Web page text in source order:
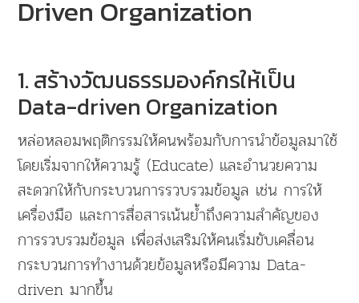
Driven Organization
1. สร้างวัฒนธรรมองค์กรให้เป็น
Data-driven Organization
หล่อหลอมพฤติกรรมให้คนพร้อมกับการนำข้อมูลมาใช้
โดยเริ่มจากให้ความรู้ (Educate) และอำนวยความ
สะดวกให้กับกระบวนการรวบรวมข้อมูล เช่น การให้
เครื่องมือ และการสื่อสารเน้นย้ำถึงความสำคัญของ
การรวบรวมข้อมูล เพื่อส่งเสริมให้คนเริ่มขับเคลื่อน
กระบวนการทำงานด้วยข้อมูลหรือมีความ Data-
driven มากขึ้น